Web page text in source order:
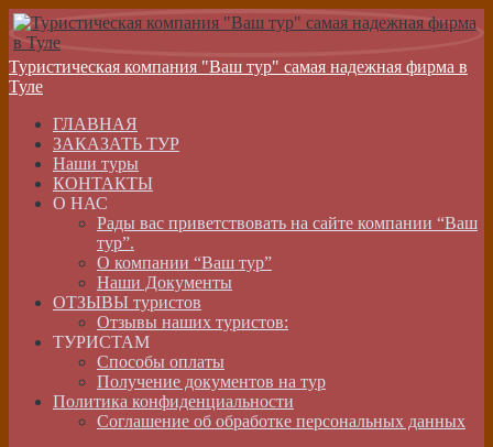
Туристическая компания "Ваш тур" самая надежная фирма в
Туле
ГЛАВНАЯ
ЗАКАЗАТЬ ТУР
Наши туры
КОНТАКТЫ
О НАС
Рады вас приветствовать на сайте компании “Ваш
тур”.
О компании “Ваш тур”
Наши Документы
ОТЗЫВЫ туристов
Отзывы наших туристов:
ТУРИСТАМ
Способы оплаты
Получение документов на тур
Политика конфиденциальности
Соглашение об обработке персональных данных